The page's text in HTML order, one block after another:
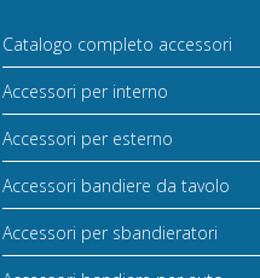
Catalogo completo accessori
Accessori per interno
Accessori per esterno
Accessori bandiere da tavolo
Accessori per sbandieratori